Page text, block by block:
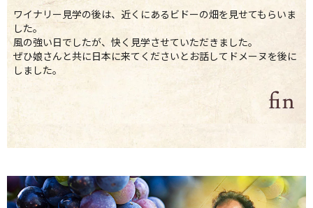
ワイナリー見学の後は、近くにあるビドーの畑を見せてもらいま
した。
風の強い日でしたが、快く見学させていただきました。
ぜひ娘さんと共に日本に来てくださいとお話してドメーヌを後に
しました。